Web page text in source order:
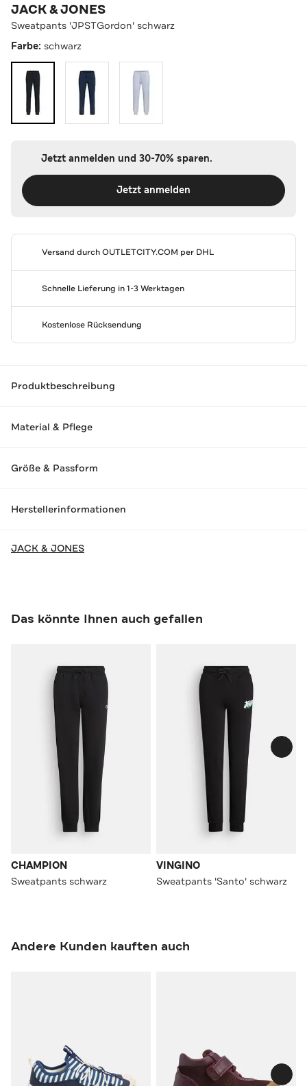
JACK & JONES
Sweatpants 'JPSTGordon' schwarz
Farbe: schwarz
Jetzt anmelden und 30-70% sparen.
Jetzt anmelden
Versand durchOUTLETCITY.COM per DHL
Schnelle Lieferung in 1-3 Werktagen
Kostenlose Rücksendung
Produktbeschreibung
Material & Pflege
Größe & Passform
Herstellerinformationen
JACK & JONES
Das könnte Ihnen auch gefallen
CHAMPION
Sweatpants schwarz
VINGINO
Sweatpants 'Santo' schwarz
Andere Kunden kauften auch